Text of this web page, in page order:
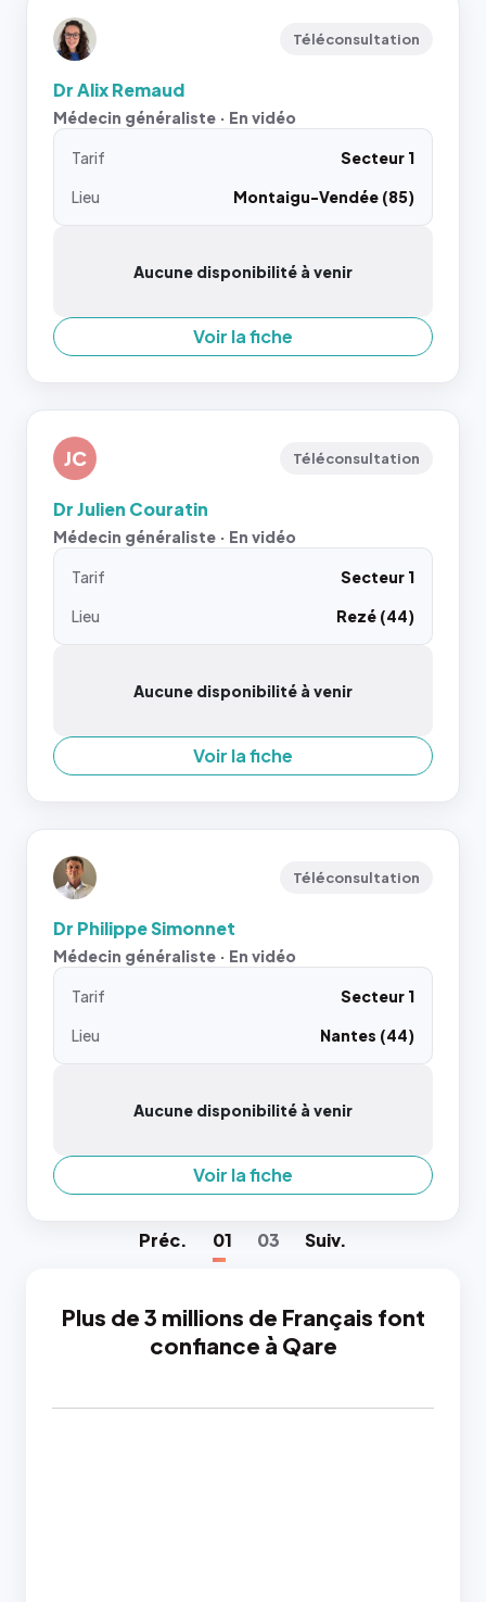
Téléconsultation
Dr Alix Remaud
Médecin généraliste · En vidéo
Tarif
Secteur 1
Lieu
Montaigu-Vendée (85)
Aucune disponibilité à venir
Voir la fiche
JC Téléconsultation
Dr Julien Couratin
Médecin généraliste · En vidéo
Tarif
Secteur 1
Lieu
Rezé (44)
Aucune disponibilité à venir
Voir la fiche
Téléconsultation
Dr Philippe Simonnet
Médecin généraliste · En vidéo
Tarif
Secteur 1
Lieu
Nantes (44)
Aucune disponibilité à venir
Voir la fiche
Préc. 01 03 Suiv.
Plus de 3 millions de Français font
confiance à Qare